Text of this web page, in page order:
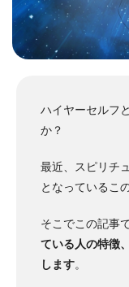
ハイヤーセルフ
か？
最近、スピリチ
となっているこ
そこでこの記事
ている人の特徴
します。